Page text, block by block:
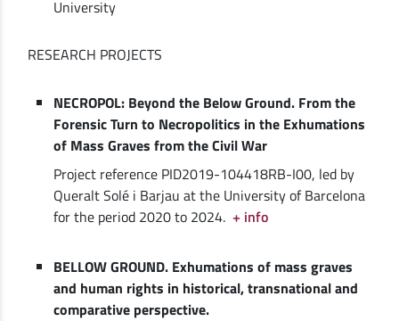
University
RESEARCH PROJECTS
NECROPOL: Beyond the Below Ground. From the
Forensic Turn to Necropolitics in the Exhumations
of Mass Graves from the Civil War
Project reference PID2019-104418RB-I00, led by
Queralt Solé i Barjau at the University of Barcelona
for the period 2020 to 2024. + info
BELLOW GROUND. Exhumations of mass graves
and human rights in historical, transnational and
comparative perspective.